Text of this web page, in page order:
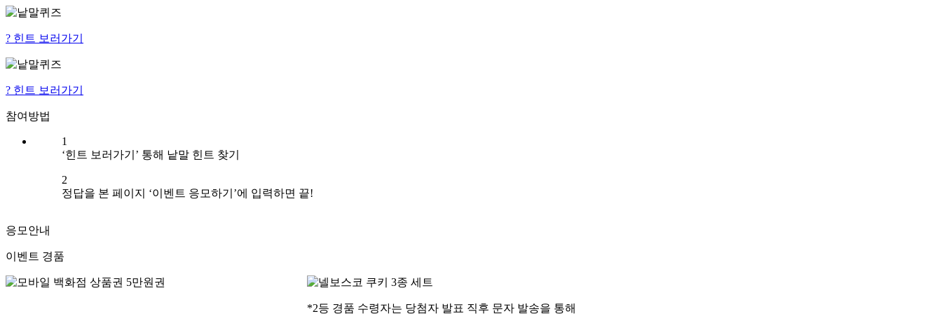
? 힌트 보러가기
? 힌트 보러가기
참여방법
1
‘힌트 보러가기’ 통해 낱말 힌트 찾기
2
정답을 본 페이지 ‘이벤트 응모하기’에 입력하면 끝!
응모안내
이벤트 경품
*2등 경품 수령자는 당첨자 발표 직후 문자 발송을 통해